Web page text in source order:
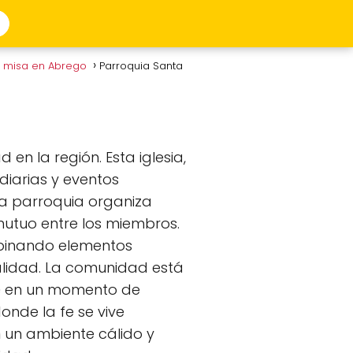
en Abrego
Parroquia Santa
la región. Esta iglesia,
y eventos
parroquia organiza
entre los miembros.
elementos
La comunidad está
un momento de
la fe se vive
un ambiente cálido y